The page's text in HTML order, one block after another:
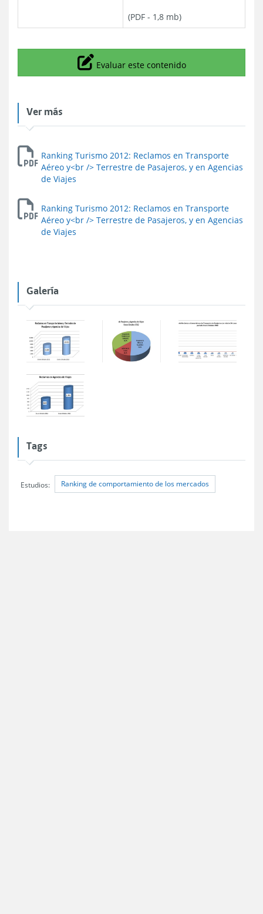
(PDF - 1,8 mb)
Icono
Evaluar este contenido
Ver más
Ranking Turismo 2012: Reclamos en Transporte
Aéreo y<br /> Terrestre de Pasajeros, y en Agencias
de Viajes
Ranking Turismo 2012: Reclamos en Transporte
Aéreo y<br /> Terrestre de Pasajeros, y en Agencias
de Viajes
Galería
Tags
Estudios: Ranking de comportamiento de los mercados